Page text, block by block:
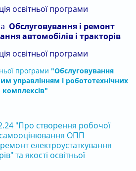
освітньої програми
Обслуговування і ремонт
автомобілів і тракторів
освітньої програми
програми "Обслуговування
управлінням і робототехнічних
комплексів"
"Про створення робочої
ОПП
електроустаткування
та якості освітньої